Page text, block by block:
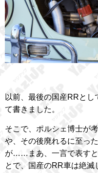
以前、最後の国産RRと
て書きました。
そこで、ポルシェ博士が
や、その後廃れるに至っ
が……まあ、一言で表すと
とで、国産のRR車は絶滅